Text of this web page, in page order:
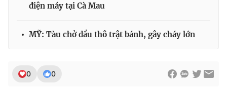
điện máy tại Cà Mau
MỸ: Tàu chở dầu thô trật bánh, gây cháy lớn
0 0